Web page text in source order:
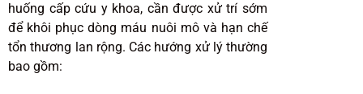
huống cấp cứu y khoa, cần được xử trí sớm
để khôi phục dòng máu nuôi mô và hạn chế
tổn thương lan rộng. Các hướng xử lý thường
bao gồm: